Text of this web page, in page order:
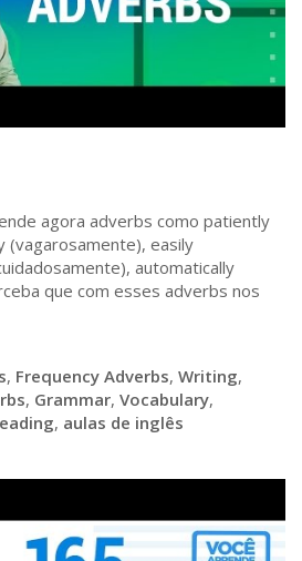
agora adverbs como patiently
(vagarosamente), easily
automatically
que com esses adverbs nos
, Frequency Adverbs, Writing,
, Grammar, Vocabulary,
, aulas de inglês